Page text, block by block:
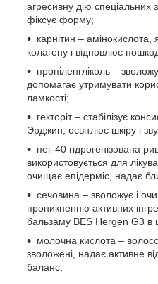
агресивну дію спеціальних
фіксує форму;
карнітин –
колагену і відновлює
пропіленгліколь –
допомагає утримувати
ламкості;
гекторіт – стабілізує
Эрджин, освітлює шкіру і
пег-40 гідрогенізована
використовується для
очищає епідерміс, надає
сечовина – зволожує і
проникненню активних
бальзаму BES Hergen G3 в
молочна кислота –
зволожені, надає активне
баланс;